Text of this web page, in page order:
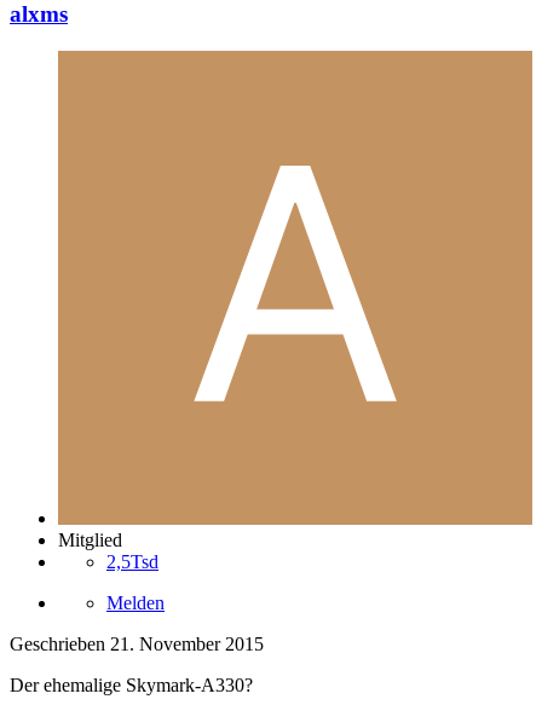
alxms
Mitglied
2,5Tsd
Melden
Geschrieben 21. November 2015
Der ehemalige Skymark-A330?